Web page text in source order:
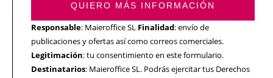
QUIERO MÁS INFORMACIÓN
Responsable: Maieroffice SL Finalidad: envío de
publicaciones y ofertas así como correos comerciales.
Legitimación: tu consentimiento en este formulario.
Destinatarios: Maieroffice SL. Podrás ejercitar tus Derechos